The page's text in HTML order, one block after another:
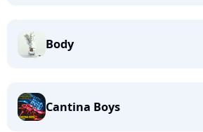
Body
Cantina Boys